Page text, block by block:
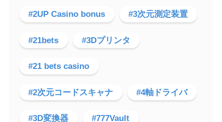
#2UP Casino bonus #3次元測定装置
#21bets #3Dプリンタ
#21 bets casino
#2次元コードスキャナ #4軸ドライバ
#3D変換器 #777Vault